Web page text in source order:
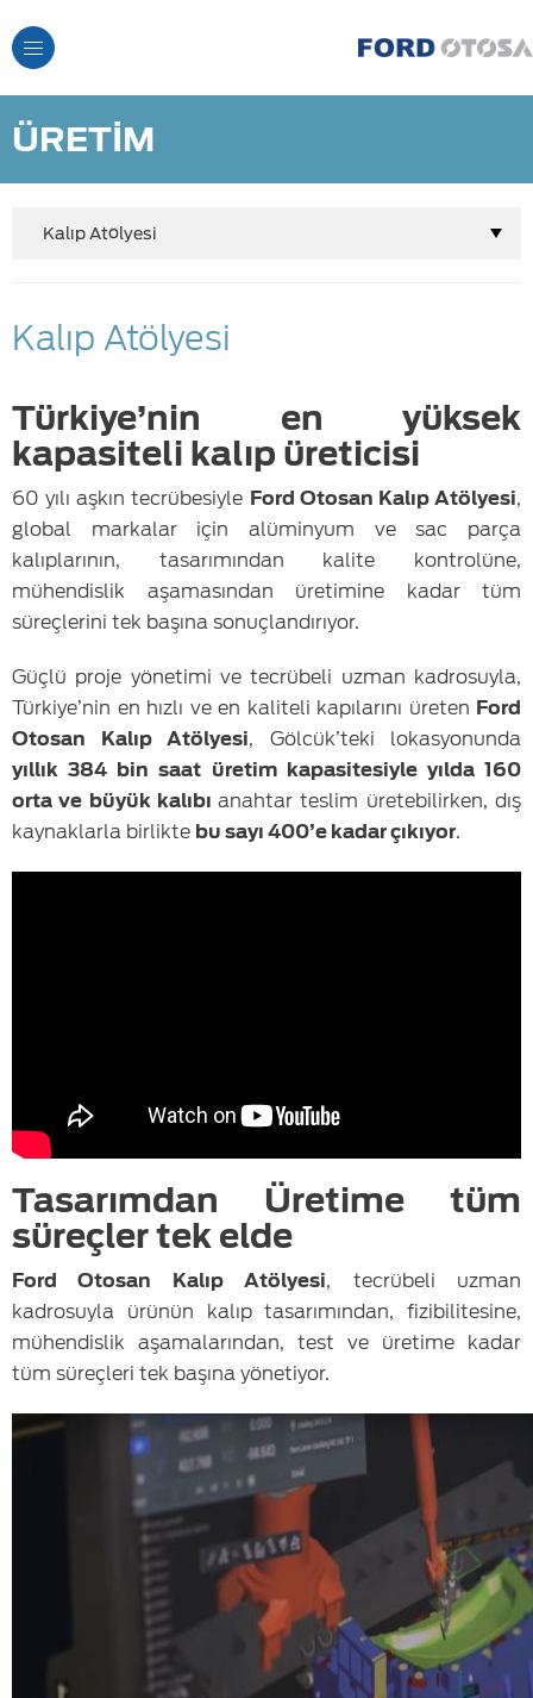
Toggle
Navigation
ÜRETİM
Kalıp Atölyesi
Kalıp Atölyesi
Türkiye’nin en yüksek
kapasiteli kalıp üreticisi
60 yılı aşkın tecrübesiyle Ford Otosan Kalıp Atölyesi,
global markalar için alüminyum ve sac parça
kalıplarının, tasarımından kalite kontrolüne,
mühendislik aşamasından üretimine kadar tüm
süreçlerini tek başına sonuçlandırıyor.
Güçlü proje yönetimi ve tecrübeli uzman kadrosuyla,
Türkiye’nin en hızlı ve en kaliteli kapılarını üreten Ford
Otosan Kalıp Atölyesi, Gölcük’teki lokasyonunda
yıllık 384 bin saat üretim kapasitesiyle yılda 160
orta ve büyük kalıbıanahtar teslim üretebilirken, dış
kaynaklarla birlikte bu sayı 400’e kadar çıkıyor.
Tasarımdan Üretime tüm
süreçler tek elde
Ford Otosan Kalıp Atölyesi, tecrübeli uzman
kadrosuyla ürünün kalıp tasarımından, fizibilitesine,
mühendislik aşamalarından, test ve üretime kadar
tüm süreçleri tek başına yönetiyor.